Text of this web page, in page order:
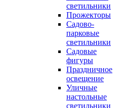
светильники
Прожекторы
Садово-
парковые
светильники
Садовые
фигуры
Праздничное
освещение
Уличные
настольные
светильники